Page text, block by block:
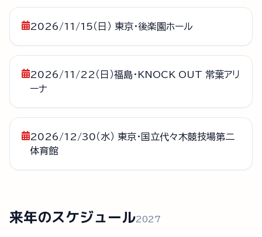
2026/11/15（日） 東京・後楽園ホール
2026/11/22（日）福島・KNOCK OUT 常葉アリ
ーナ
2026/12/30（水） 東京・国立代々木競技場第二
体育館
来年のスケジュール2027